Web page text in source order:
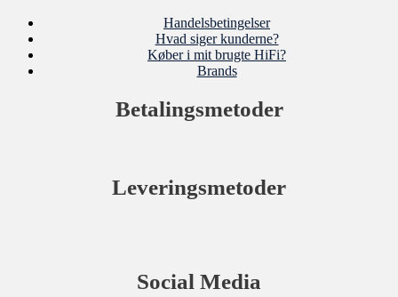
Handelsbetingelser
Hvad siger kunderne?
Køber i mit brugte HiFi?
Brands
Betalingsmetoder
Leveringsmetoder
Social Media